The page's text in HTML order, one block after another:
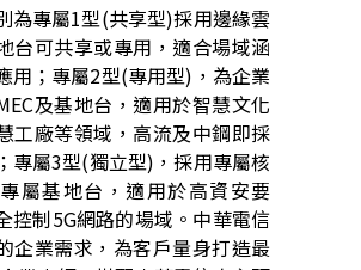
為專屬1型(共享型)採用邊緣雲
台可共享或專用，適合場域涵
用；專屬2型(專用型) ，為企業
及基地台，適用於智慧文化
工廠等領域，高流及中鋼即採
專屬3型(獨立型) ，採用專屬核
屬基地台，適用於高資安要
控制5G網路的場域。中華電信
企業需求，為客戶量身打造最